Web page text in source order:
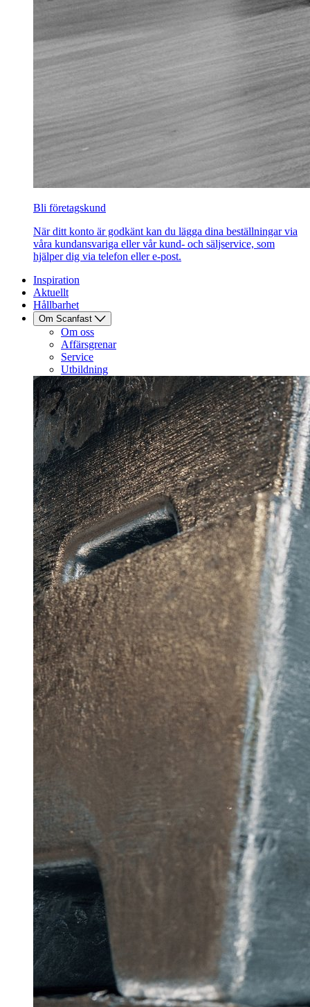
Bli företagskund
När ditt konto är godkänt kan du lägga dina beställningar via
våra kundansvariga eller vår kund- och säljservice, som
hjälper dig via telefon eller e-post.
Inspiration
Aktuellt
Hållbarhet
Om Scanfast
Om oss
Affärsgrenar
Service
Utbildning